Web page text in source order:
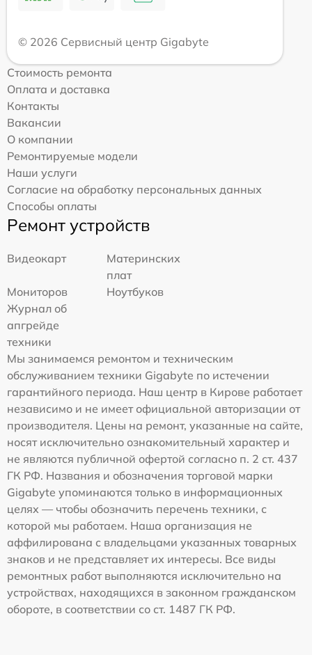
© 2026 Сервисный центр Gigabyte
Стоимость ремонта
Оплата и доставка
Контакты
Вакансии
О компании
Ремонтируемые модели
Наши услуги
Согласие на обработку персональных данных
Способы оплаты
Ремонт устройств
Видеокарт
Материнских
плат
Мониторов
Ноутбуков
Журнал об
апгрейде
техники
Мы занимаемся ремонтом и техническим
обслуживанием техники Gigabyte по истечении
гарантийного периода. Наш центр в Кирове работает
независимо и не имеет официальной авторизации от
производителя. Цены на ремонт, указанные на сайте,
носят исключительно ознакомительный характер и
не являются публичной офертой согласно п. 2 ст. 437
ГК РФ. Названия и обозначения торговой марки
Gigabyte упоминаются только в информационных
целях — чтобы обозначить перечень техники, с
которой мы работаем. Наша организация не
аффилирована с владельцами указанных товарных
знаков и не представляет их интересы. Все виды
ремонтных работ выполняются исключительно на
устройствах, находящихся в законном гражданском
обороте, в соответствии со ст. 1487 ГК РФ.